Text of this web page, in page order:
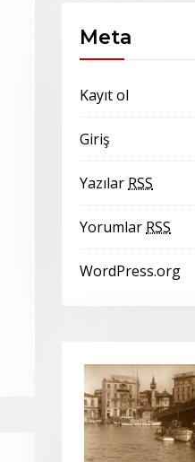
Meta
Kayıt ol
Giriş
Yazılar RSS
Yorumlar RSS
WordPress.org